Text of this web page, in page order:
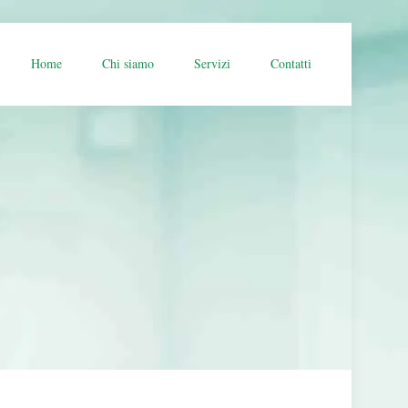
Home Chi siamo Servizi Contatti